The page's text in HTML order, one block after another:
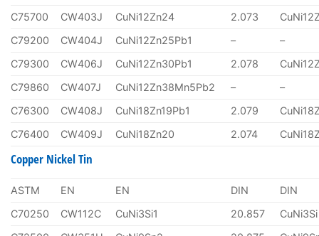
C75700
CW403J CuNi12Zn24 2.073
C79200
CW404J CuNi12Zn25Pb1 –
–
C79300
CW406J CuNi12Zn30Pb1 2.078
C79860
CW407J CuNi12Zn38Mn5Pb2 –
–
C76300
CW408J CuNi18Zn19Pb1 2.079
C76400
CW409J CuNi18Zn20 2.074
Copper Nickel Tin
ASTM EN EN DIN
DIN
C70250
CW112C CuNi3Si1 20.857
CuNi3Si